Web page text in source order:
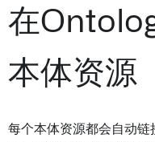
在
本体资源
每个本体资源都会自动